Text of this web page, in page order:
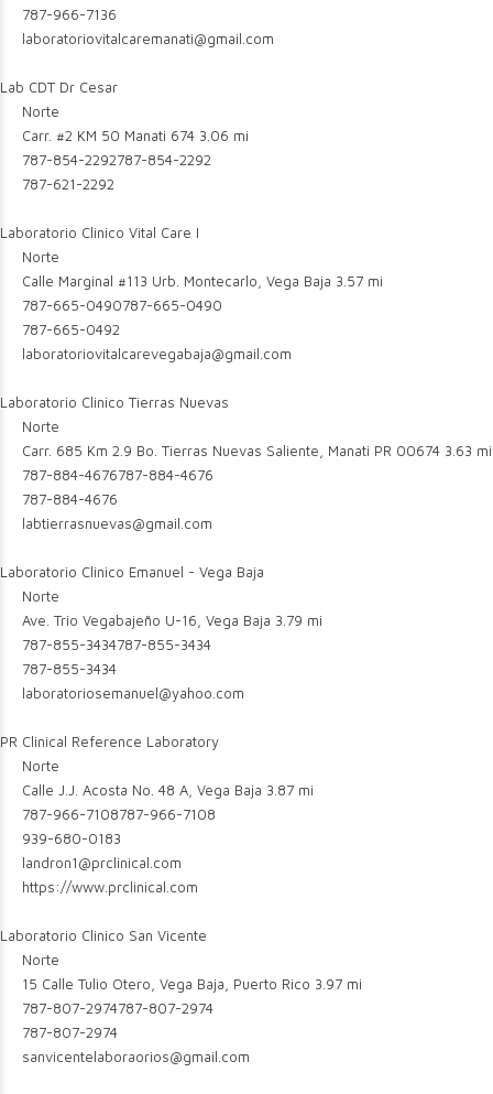
787-966-7136
laboratoriovitalcaremanati@gmail.com
Lab CDT Dr Cesar
Norte
Carr. #2 KM 50 Manati 674 3.06 mi
787-854-2292787-854-2292
787-621-2292
Laboratorio Clinico Vital Care I
Norte
Calle Marginal #113 Urb. Montecarlo, Vega Baja 3.57 mi
787-665-0490787-665-0490
787-665-0492
laboratoriovitalcarevegabaja@gmail.com
Laboratorio Clinico Tierras Nuevas
Norte
Carr. 685 Km 2.9 Bo. Tierras Nuevas Saliente, Manati PR 00674 3.63 mi
787-884-4676787-884-4676
787-884-4676
labtierrasnuevas@gmail.com
Laboratorio Clinico Emanuel - Vega Baja
Norte
Ave. Trio Vegabajeño U-16, Vega Baja 3.79 mi
787-855-3434787-855-3434
787-855-3434
laboratoriosemanuel@yahoo.com
PR Clinical Reference Laboratory
Norte
Calle J.J. Acosta No. 48 A, Vega Baja 3.87 mi
787-966-7108787-966-7108
939-680-0183
landron1@prclinical.com
https://www.prclinical.com
Laboratorio Clinico San Vicente
Norte
15 Calle Tulio Otero, Vega Baja, Puerto Rico 3.97 mi
787-807-2974787-807-2974
787-807-2974
sanvicentelaboraorios@gmail.com